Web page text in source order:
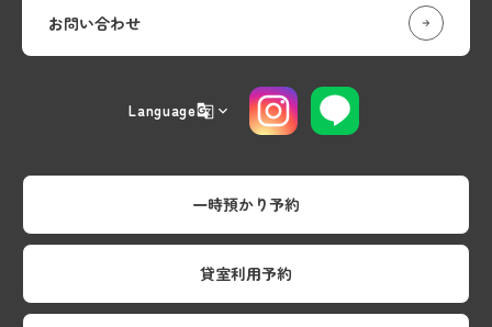
お問い合わせ
Language
一時預かり予約
貸室利用予約